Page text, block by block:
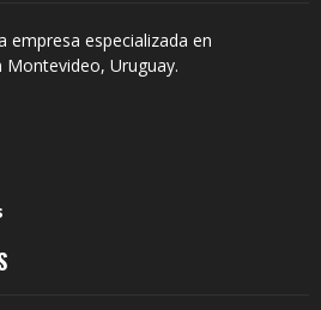
empresa especializada en
Uruguay.